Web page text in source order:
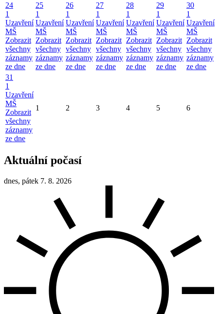
24
1
Uzavření
MŠ
Zobrazit
všechny
záznamy
ze dne
25
1
Uzavření
MŠ
Zobrazit
všechny
záznamy
ze dne
26
1
Uzavření
MŠ
Zobrazit
všechny
záznamy
ze dne
27
1
Uzavření
MŠ
Zobrazit
všechny
záznamy
ze dne
28
1
Uzavření
MŠ
Zobrazit
všechny
záznamy
ze dne
29
1
Uzavření
MŠ
Zobrazit
všechny
záznamy
ze dne
30
1
Uzavření
MŠ
Zobrazit
všechny
záznamy
ze dne
31
1
Uzavření
MŠ
Zobrazit
všechny
záznamy
ze dne
1 2 3 4 5 6
Aktuální počasí
dnes, pátek 7. 8. 2026